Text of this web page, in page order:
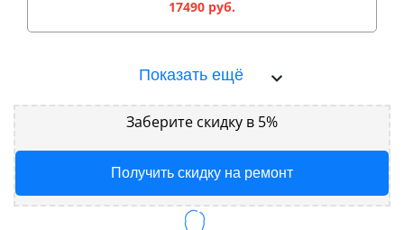
17490 руб.
Показать ещё
Заберите скидку в 5%
Получить скидку на ремонт